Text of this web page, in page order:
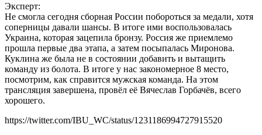
Эксперт:
Не смогла сегодня сборная России побороться за медали, хотя
соперницы давали шансы. В итоге ими воспользовалась
Украина, которая зацепила бронзу. Россия же приемлемо
прошла первые два этапа, а затем посыпалась Миронова.
Куклина же была не в состоянии добавить и вытащить
команду из болота. В итоге у нас закономерное 8 место,
посмотрим, как справится мужская команда. На этом
трансляция завершена, провёл её Вячеслав Горбачёв, всего
хорошего.
https://twitter.com/IBU_WC/status/1231186994727915520